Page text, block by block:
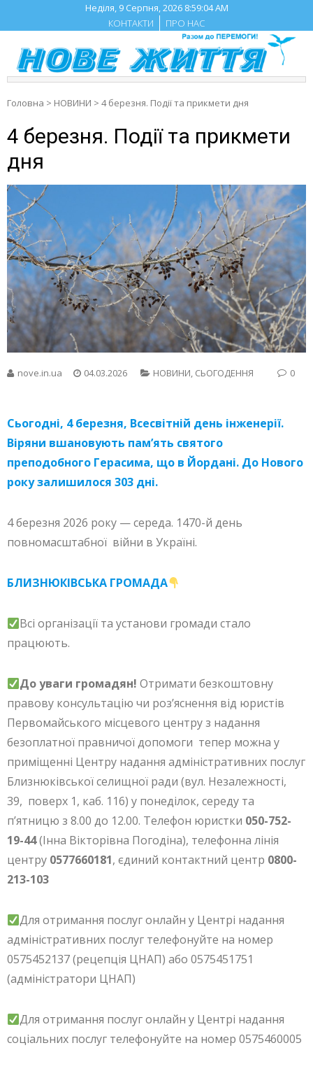
content
Неділя, 9 Серпня, 2026 8:59:05 AM
КОНТАКТИ
ПРО НАС
Головна > НОВИНИ > 4 березня. Події та прикмети дня
4 березня. Події та прикмети
дня
nove.in.ua 04.03.2026 НОВИНИ, СЬОГОДЕННЯ 0
Сьогодні, 4 березня, Всесвітній день інженерії.
Віряни вшановують пам’ять святого
преподобного Герасима, що в Йордані. До Нового
року залишилося 303 дні.
4 березня 2026 року — середа. 1470-й день
повномасштабної війни в Україні.
БЛИЗНЮКІВСЬКА ГРОМАДА
Всі організації та установи громади стало
працюють.
До уваги громадян!Отримати безкоштовну
правову консультацію чи роз’яснення від юристів
Первомайського місцевого центру з надання
безоплатної правничої допомоги тепер можна у
приміщенні Центру надання адміністративних послуг
Близнюківської селищної ради (вул. Незалежності,
39, поверх 1, каб. 116) у понеділок, середу та
п’ятницю з 8.00 до 12.00. Телефон юристки 050-752-
19-44(Інна Вікторівна Погодіна), телефонна лінія
центру 0577660181, єдиний контактний центр 0800-
213-103
Для отримання послуг онлайн у Центрі надання
адміністративних послуг телефонуйте на номер
0575452137 (рецепція ЦНАП) або 0575451751
(адміністратори ЦНАП)
Для отримання послуг онлайн у Центрі надання
соціальних послуг телефонуйте на номер 0575460005